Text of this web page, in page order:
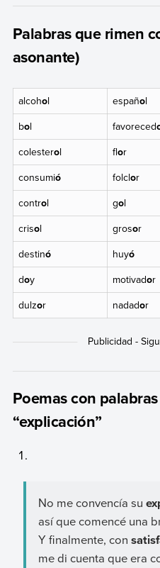
Palabras que rimen
asonante)
alcohol español
bol favoreced
colesterol flor
consumió folclor
control gol
crisol grosor
destinó huyó
doy motivador
dulzor nadador
Poemas con
“explicación”
No me convencía su
así que comencé una
Y finalmente, con
me di cuenta que era